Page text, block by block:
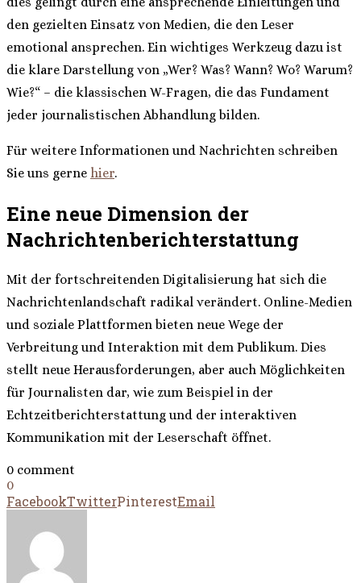
den gezielten Einsatz von Medien, die den Leser
emotional ansprechen. Ein wichtiges Werkzeug dazu ist
die klare Darstellung von „Wer? Was? Wann? Wo? Warum?
Wie?“ – die klassischen W-Fragen, die das Fundament
jeder journalistischen Abhandlung bilden.
Für weitere Informationen und Nachrichten schreiben
Sie uns gerne hier.
Eine neue Dimension der
Nachrichtenberichterstattung
Mit der fortschreitenden Digitalisierung hat sich die
Nachrichtenlandschaft radikal verändert. Online-Medien
und soziale Plattformen bieten neue Wege der
Verbreitung und Interaktion mit dem Publikum. Dies
stellt neue Herausforderungen, aber auch Möglichkeiten
für Journalisten dar, wie zum Beispiel in der
Echtzeitberichterstattung und der interaktiven
Kommunikation mit der Leserschaft öffnet.
0 comment
0
FacebookTwitterPinterestEmail